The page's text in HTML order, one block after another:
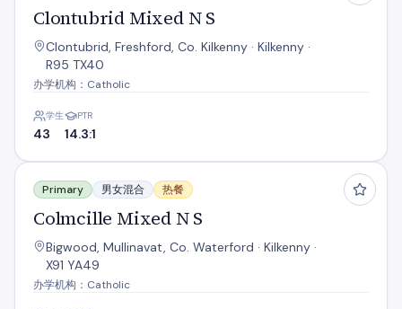
Clontubrid Mixed N S
Clontubrid, Freshford, Co. Kilkenny · Kilkenny ·
R95 TX40
办学机构：Catholic
学生
43
PTR
14.3:1
Colmcille Mixed N S
Primary 男女混合 热餐
Colmcille Mixed N S
Bigwood, Mullinavat, Co. Waterford · Kilkenny ·
X91 YA49
办学机构：Catholic